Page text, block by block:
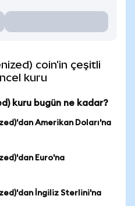
coin'in çeşitli
kuru
kuru bugün ne kadar?
Amerikan Doları'na
Euro'na
İngiliz Sterlini'na